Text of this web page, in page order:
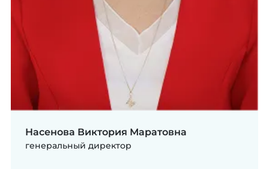
Насенова Виктория Маратовна
генеральный директор